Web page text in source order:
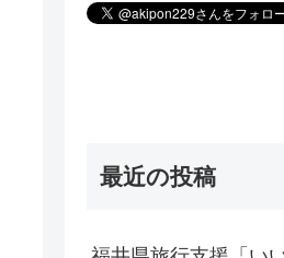
最近の投稿